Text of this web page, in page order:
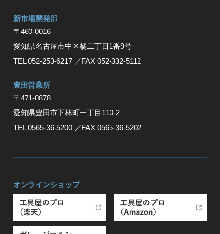
新市場開発部
〒460-0016
愛知県名古屋市中区橘二丁目1番9号
TEL 052-253-6217 ／FAX 052-332-5112
豊⽥営業所
〒471-0878
愛知県豊⽥市下林町⼀丁⽬110-2
TEL 0565-36-5200 ／FAX 0565-36-5202
オンラインショップ